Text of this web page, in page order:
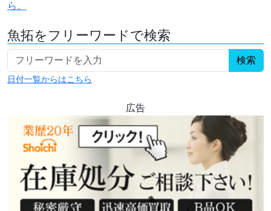
ら。
魚拓をフリーワードで検索
検索
日付一覧からはこちら
広告